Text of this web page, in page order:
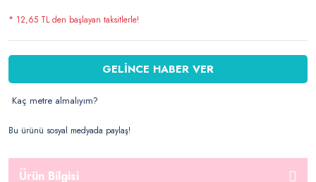
* 12,65 TL den başlayan taksitlerle!
GELİNCE HABER VER
Kaç metre almalıyım?
Bu ürünü sosyal medyada paylaş!
Ürün Bilgisi